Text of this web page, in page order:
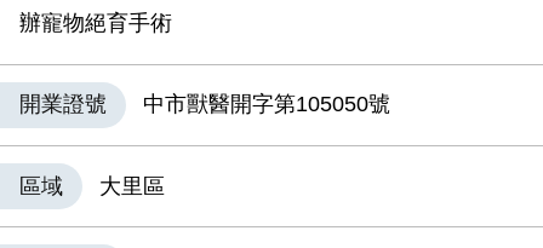
辦寵物絕育手術
開業證號 中市獸醫開字第105050號
區域 大里區